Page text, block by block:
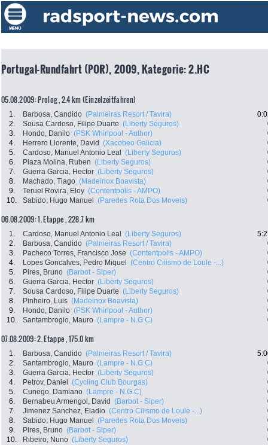
Portugal-Rundfahrt (POR), 2009, Kategorie: 2.HC
05.08.2009: Prolog , 2.4 km (Einzelzeitfahren)
1. Barbosa, Candido (Palmeiras Resort / Tavira)
2.
Sousa Cardoso, Filipe Duarte (Liberty Seguros)
3.
Hondo, Danilo (PSK Whirlpool - Author)
4.
Herrero Llorente, David (Xacobeo Galicia)
5.
Cardoso, Manuel Antonio Leal (Liberty Seguros)
6.
Plaza Molina, Ruben (Liberty Seguros)
7.
Guerra Garcia, Hector (Liberty Seguros)
8.
Machado, Tiago (Madeinox Boavista)
9.
Teruel Rovira, Eloy (Contentpolis - AMPO)
10.
Sabido, Hugo Manuel (Paredes Rota Dos Moveis)
06.08.2009: 1. Etappe , 228.7 km
1. Cardoso, Manuel Antonio Leal (Liberty Seguros)
2.
Barbosa, Candido (Palmeiras Resort / Tavira)
3.
Pacheco Torres, Francisco Jose (Contentpolis - AMPO)
4.
Lopes Goncalves, Pedro Miquel (Centro Cilismo de Loule -...)
5.
Pires, Bruno (Barbot - Siper)
6.
Guerra Garcia, Hector (Liberty Seguros)
7.
Sousa Cardoso, Filipe Duarte (Liberty Seguros)
8.
Pinheiro, Luis (Madeinox Boavista)
9.
Hondo, Danilo (PSK Whirlpool - Author)
10.
Santambrogio, Mauro (Lampre - N.G.C)
07.08.2009: 2. Etappe , 175.0 km
1. Barbosa, Candido (Palmeiras Resort / Tavira)
2.
Santambrogio, Mauro (Lampre - N.G.C)
3.
Guerra Garcia, Hector (Liberty Seguros)
4.
Petrov, Daniel (Cycling Club Bourgas)
5.
Cunego, Damiano (Lampre - N.G.C)
6.
Bernabeu Armengol, David (Barbot - Siper)
7.
Jimenez Sanchez, Eladio (Centro Cilismo de Loule -...)
8.
Sabido, Hugo Manuel (Paredes Rota Dos Moveis)
9.
Pires, Bruno (Barbot - Siper)
10.
Ribeiro, Nuno (Liberty Seguros)